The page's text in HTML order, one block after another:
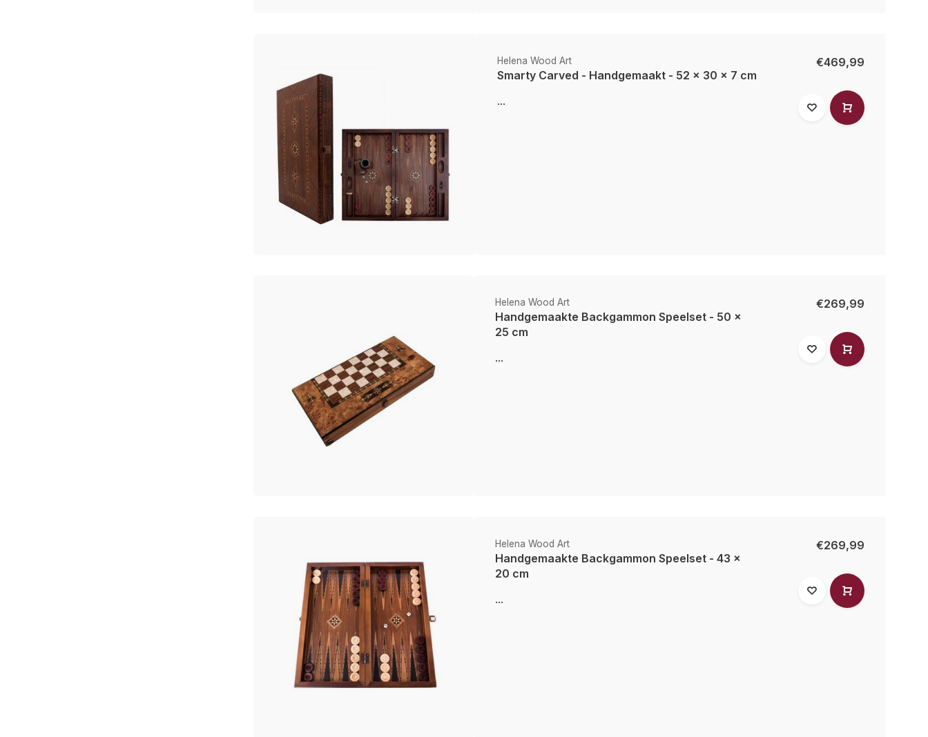
Helena Wood Art
Smarty Carved - Handgemaakt - 52 x 30 x 7 cm
...
€469,99
Helena Wood Art
Handgemaakte Backgammon Speelset - 50 x
25 cm
...
€269,99
Helena Wood Art
Handgemaakte Backgammon Speelset - 43 x
20 cm
...
€269,99